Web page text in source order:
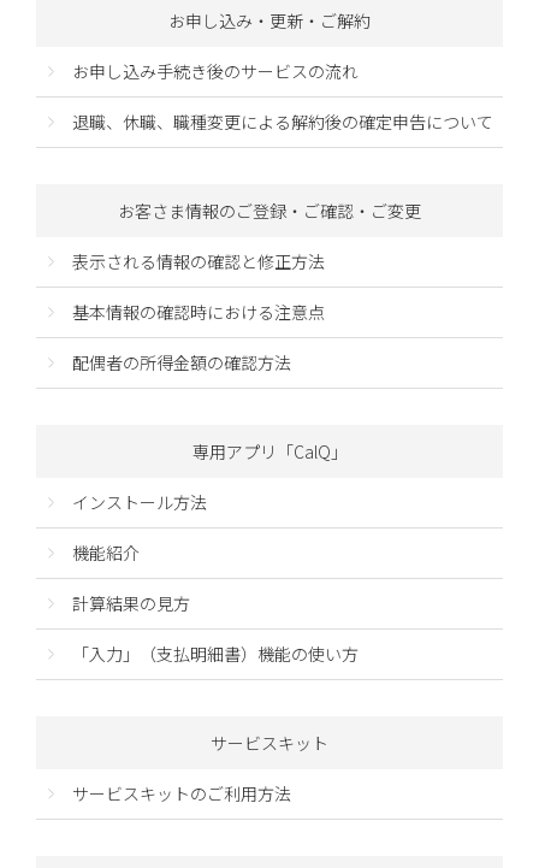
お申し込み・更新・ご解約
お申し込み手続き後のサービスの流れ
退職、休職、職種変更による解約後の確定申告について
お客さま情報のご登録・ご確認・ご変更
表示される情報の確認と修正方法
基本情報の確認時における注意点
配偶者の所得金額の確認方法
専用アプリ「CalQ」
インストール方法
機能紹介
計算結果の見方
「入力」（支払明細書）機能の使い方
サービスキット
サービスキットのご利用方法